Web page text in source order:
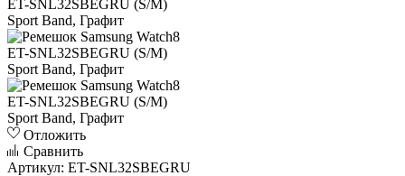
Отложить
Сравнить
Артикул: ET-SNL32SBEGRU